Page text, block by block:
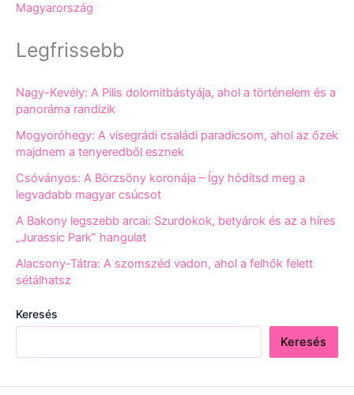
Magyarország
Legfrissebb
Nagy-Kevély: A Pilis dolomitbástyája, ahol a történelem és a
panoráma randizik
Mogyoróhegy: A visegrádi családi paradicsom, ahol az őzek
majdnem a tenyeredből esznek
Csóványos: A Börzsöny koronája – Így hódítsd meg a
legvadabb magyar csúcsot
A Bakony legszebb arcai: Szurdokok, betyárok és az a híres
„Jurassic Park” hangulat
Alacsony-Tátra: A szomszéd vadon, ahol a felhők felett
sétálhatsz
Keresés
Keresés